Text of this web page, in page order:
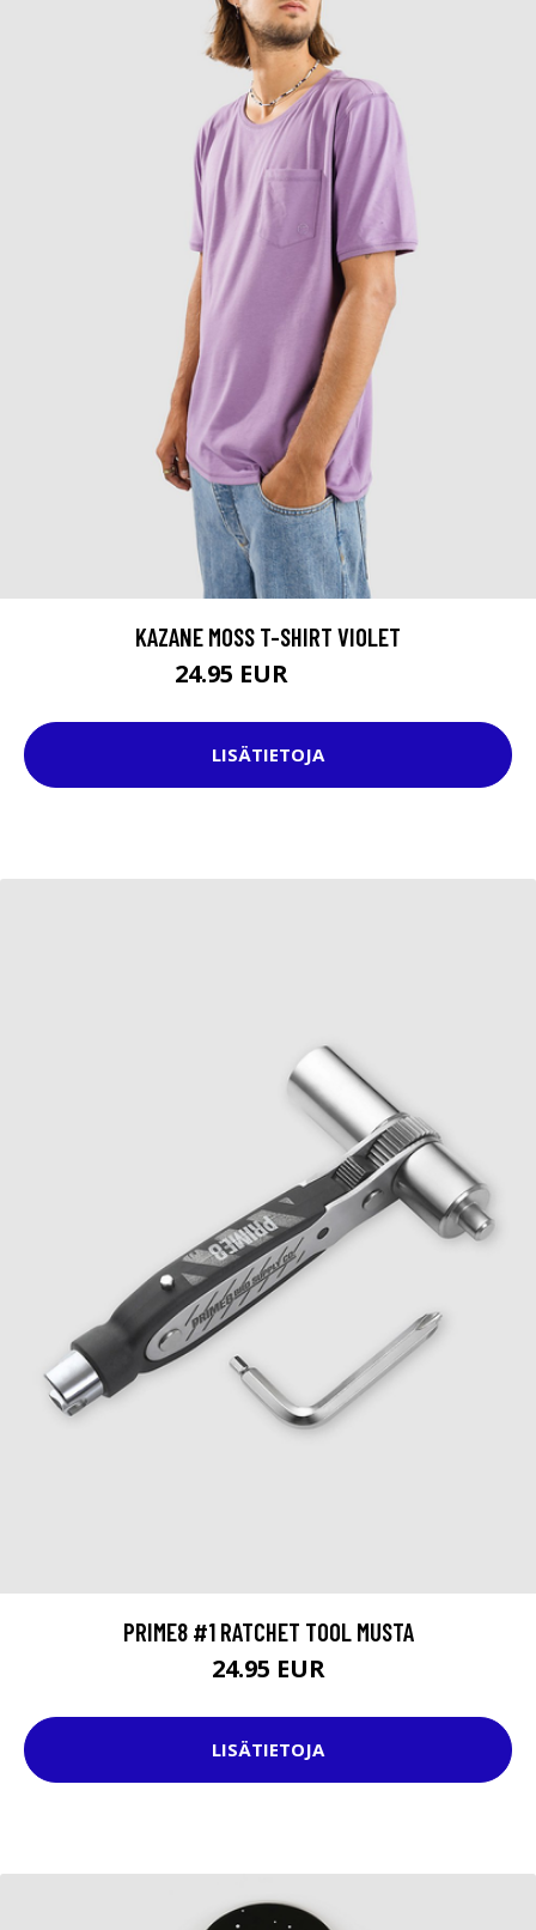
KAZANE MOSS T-SHIRT VIOLET
24.95 EUR
LISÄTIETOJA
PRIME8 #1 RATCHET TOOL MUSTA
24.95 EUR
LISÄTIETOJA